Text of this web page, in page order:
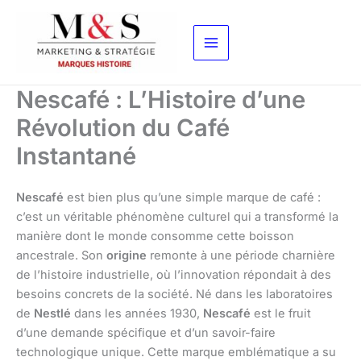
contenu
Nescafé : L’Histoire d’une
Révolution du Café
Instantané
Nescafé est bien plus qu’une simple marque de café :
c’est un véritable phénomène culturel qui a transformé la
manière dont le monde consomme cette boisson
ancestrale. Son origine remonte à une période charnière
de l’histoire industrielle, où l’innovation répondait à des
besoins concrets de la société. Né dans les laboratoires
de Nestlé dans les années 1930, Nescafé est le fruit
d’une demande spécifique et d’un savoir-faire
technologique unique. Cette marque emblématique a su